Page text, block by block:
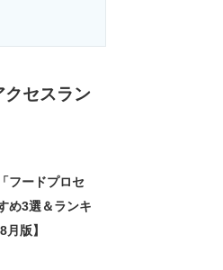
クセスラン
フードプロセ
め3選＆ランキ
版】